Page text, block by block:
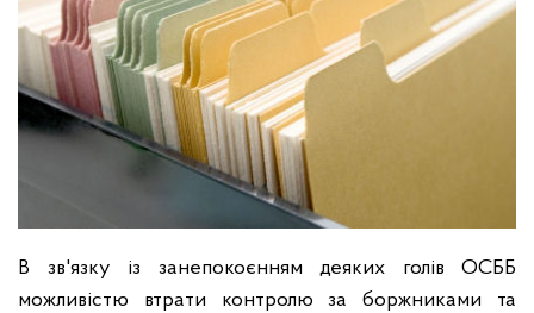
В зв'язку із занепокоєнням деяких голів ОСББ
можливістю втрати контролю за боржниками та